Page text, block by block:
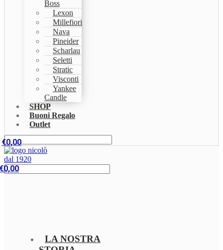
Boss
Lexon
Millefiori
Nava
Pineider
Scharlau
Seletti
Stratic
Visconti
Yankee
Candle
SHOP
Buoni Regalo
Outlet
€0,00
0,00
LA NOSTRA